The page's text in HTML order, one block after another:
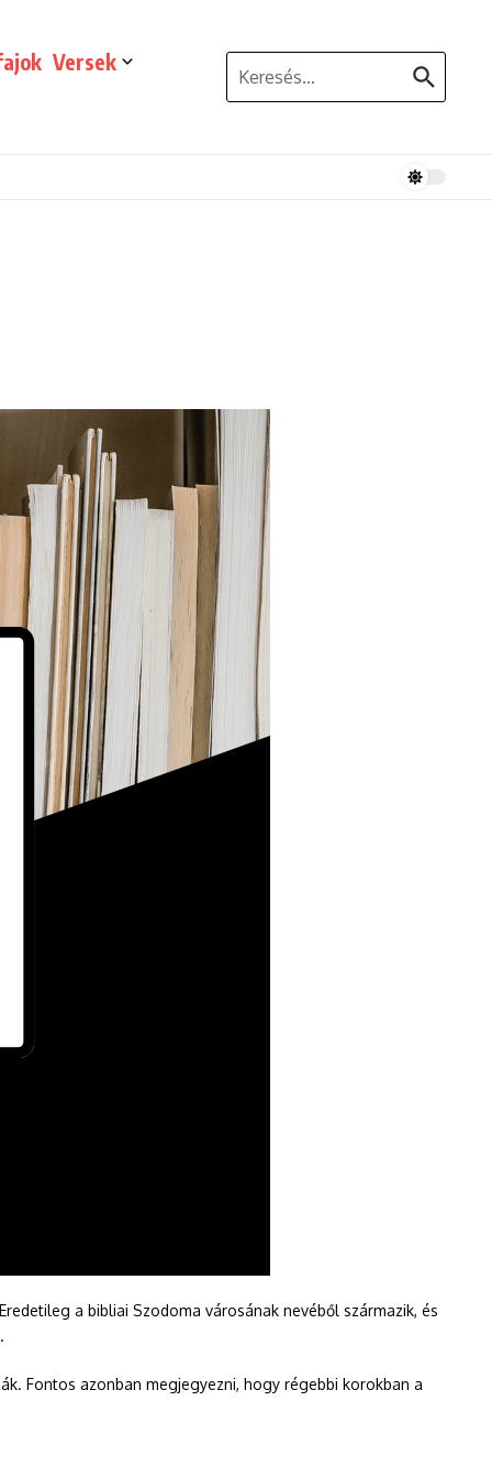
Versek
Keresés:
a bibliai Szodoma városának nevéből származik, és
Fontos azonban megjegyezni, hogy régebbi korokban a